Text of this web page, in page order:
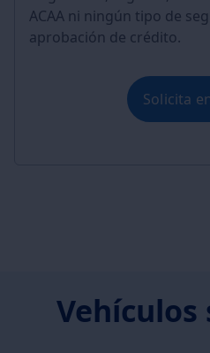
ACAA ni ningún tipo de
aprobación de crédito.
Solicita